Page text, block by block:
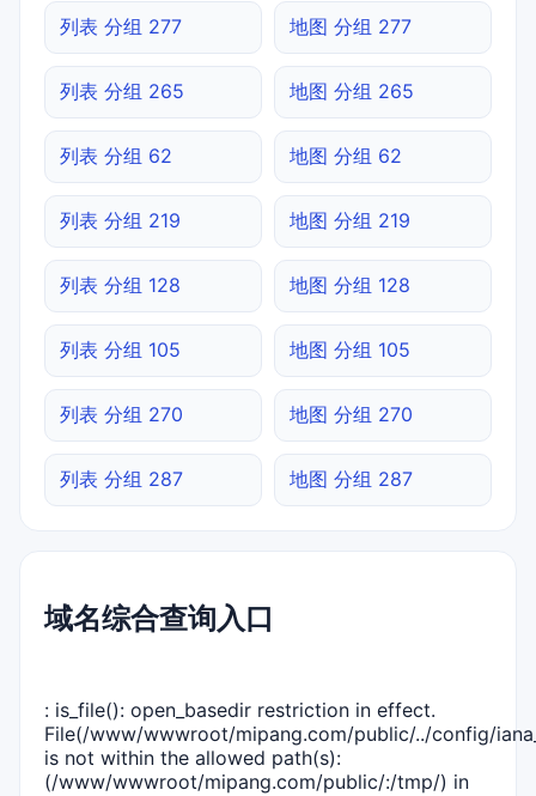
列表 分组 277 地图 分组 277
列表 分组 265 地图 分组 265
列表 分组 62 地图 分组 62
列表 分组 219 地图 分组 219
列表 分组 128 地图 分组 128
列表 分组 105 地图 分组 105
列表 分组 270 地图 分组 270
列表 分组 287 地图 分组 287
域名综合查询入口
: is_file(): open_basedir restriction in effect.
File(/www/wwwroot/mipang.com/public/../config/
is not within the allowed path(s):
(/www/wwwroot/mipang.com/public/:/tmp/) in